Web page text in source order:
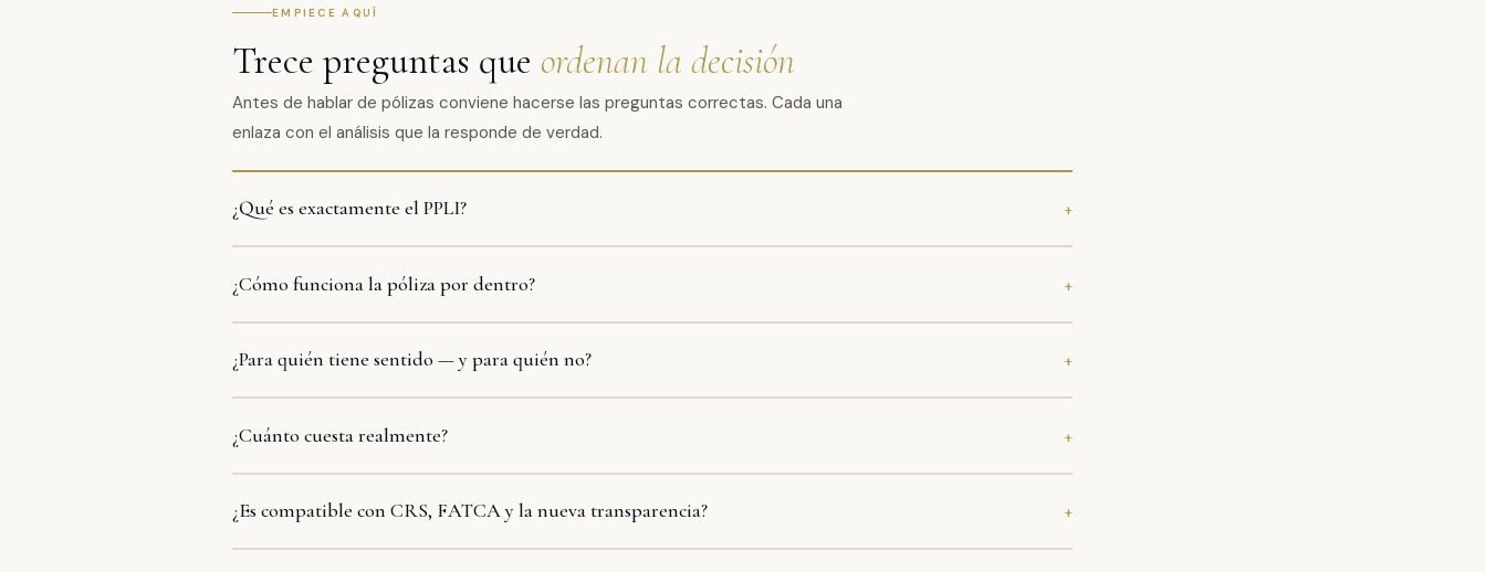
EMPIECE AQUÍ
Trece preguntas que ordenan la decisión
Antes de hablar de pólizas conviene hacerse las preguntas correctas. Cada una
enlaza con el análisis que la responde de verdad.
¿Qué es exactamente el PPLI?
¿Cómo funciona la póliza por dentro?
¿Para quién tiene sentido — y para quién no?
¿Cuánto cuesta realmente?
¿Es compatible con CRS, FATCA y la nueva transparencia?